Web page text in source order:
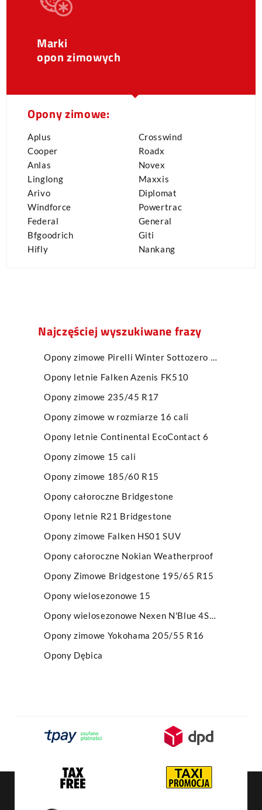
Opony zimowe:
Aplus
Cooper
Anlas
Linglong
Arivo
Windforce
Federal
Bfgoodrich
Hifly
Crosswind
Roadx
Novex
Maxxis
Diplomat
Powertrac
General
Giti
Nankang
Marki
opon zimowych
Najczęściej wyszukiwane frazy
Opony zimowe Pirelli Winter Sottozero Serie II
Opony letnie Falken Azenis FK510
Opony zimowe 235/45 R17
Opony zimowe w rozmiarze 16 cali
Opony letnie Continental EcoContact 6
Opony zimowe 15 cali
Opony zimowe 185/60 R15
Opony całoroczne Bridgestone
Opony letnie R21 Bridgestone
Opony zimowe Falken HS01 SUV
Opony całoroczne Nokian Weatherproof
Opony Zimowe Bridgestone 195/65 R15
Opony wielosezonowe 15
Opony wielosezonowe Nexen N'Blue 4Season
Opony zimowe Yokohama 205/55 R16
Opony Dębica